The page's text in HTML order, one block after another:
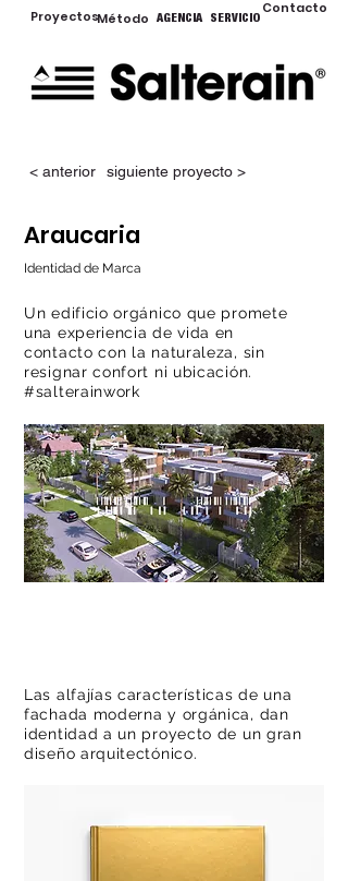
ProyectosMétodo AGENCIA SERVICIO
Contacto
< anterior siguiente proyecto >
Araucaria
Identidad de Marca
Un edificio orgánico que promete
una experiencia de vida en
contacto con la naturaleza, sin
resignar confort ni ubicación.
#salterainwork
Las alfajías características de una
fachada moderna y orgánica, dan
identidad a un proyecto de un gran
diseño arquitectónico.